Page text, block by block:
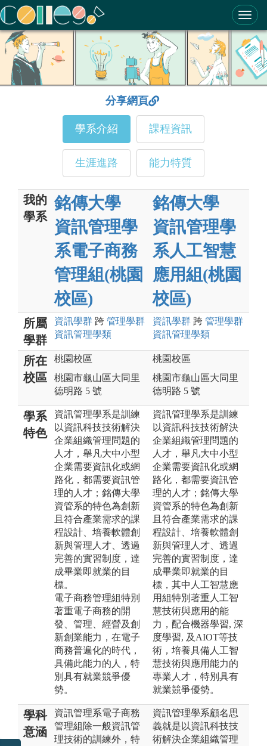
ColleGo! 大學選才與高中育才輔助系統
分享網頁
學系介紹 課程資訊
生涯進路 能力特質
我的
學系
銘傳大學
資訊管理學
系電子商務
管理組(桃園
校區)
銘傳大學
資訊管理學
系人工智慧
應用組(桃園
校區)
所屬
學群
資訊學群 跨 管理學群
資訊管理學類
資訊學群 跨 管理學群
資訊管理學類
所在
校區
桃園校區
桃園市龜山區大同里
德明路 5 號
桃園校區
桃園市龜山區大同里
德明路 5 號
學系
特色
資訊管理學系是訓練
以資訊科技技術解決
企業組織管理問題的
人才，舉凡大中小型
企業需要資訊化或網
路化，都需要資訊管
理的人才；銘傳大學
資管系的特色為創新
且符合產業需求的課
程設計、培養軟體創
新與管理人才、透過
完善的實習制度，達
成畢業即就業的目
標。
電子商務管理組特別
著重電子商務的開
發、管理、經營及創
新創業能力，在電子
商務普遍化的時代，
具備此能力的人，特
別具有就業競爭優
勢。
資訊管理學系是訓練
以資訊科技技術解決
企業組織管理問題的
人才，舉凡大中小型
企業需要資訊化或網
路化，都需要資訊管
理的人才；銘傳大學
資管系的特色為創新
且符合產業需求的課
程設計、培養軟體創
新與管理人才、透過
完善的實習制度，達
成畢業即就業的目
標，其中人工智慧應
用組特別著重人工智
慧技術與應用的能
力，配合機器學習, 深
度學習, 及AIOT等技
術，培養具備人工智
慧技術與應用能力的
專業人才，特別具有
就業競爭優勢。
學科
意涵
資訊管理系電子商務
管理組除一般資訊管
理技術的訓練外，特
資訊管理學系顧名思
義就是以資訊科技技
術解決企業組織管理